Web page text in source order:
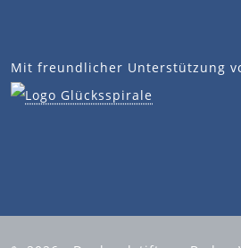
Mit freundlicher Unterstützung